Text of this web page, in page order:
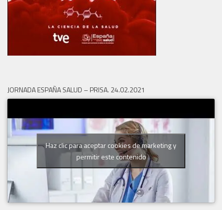
JORNADA ESPAÑA SALUD – PRISA. 24.02.2021
Haz clic para aceptar cookies de marketing y
permitir este contenido